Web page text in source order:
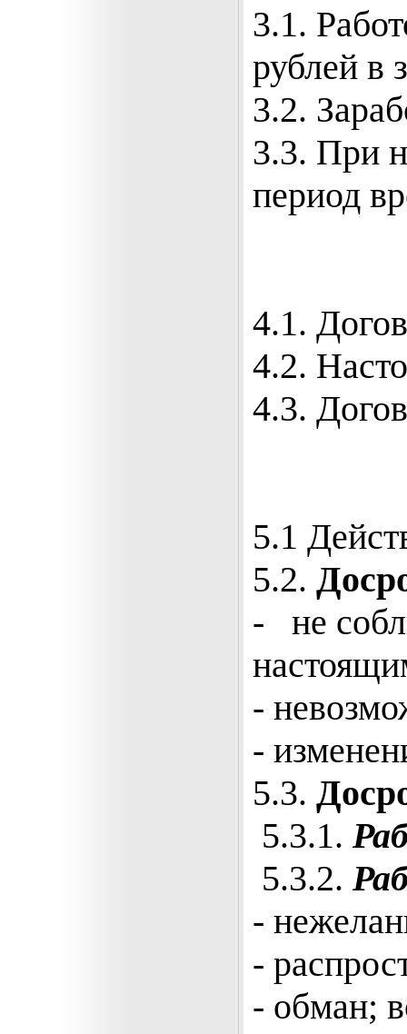
3.1.
рублей в
3.2.
3.3. При
период
4.1.
4.2.
4.3.
5.1
5.2.
- не
-
-
5.3.
5.3.1.
5.3.2.
-
-
- обман;